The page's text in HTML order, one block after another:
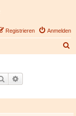
Anmelden
Registrieren
Suche